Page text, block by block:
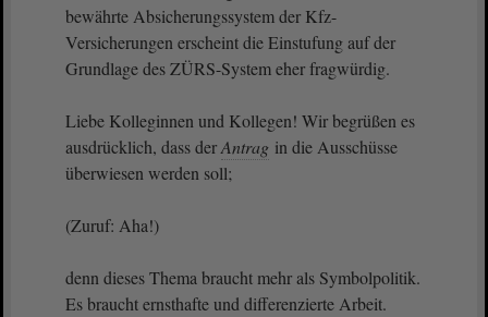
bewährte Absicherungssystem der Kfz-
Versicherungen erscheint die Einstufung auf der
Grundlage des ZÜRS-System eher fragwürdig.
Liebe Kolleginnen und Kollegen! Wir begrüßen es
ausdrücklich, dass derAntrag in die Ausschüsse
überwiesen werden soll;
(Zuruf: Aha!)
denn dieses Thema braucht mehr als Symbolpolitik.
Es braucht ernsthafte und differenzierte Arbeit.